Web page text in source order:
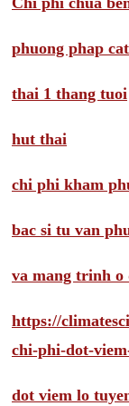
phuong phap
thai 1 thang tuoi
hut thai
chi phi kham
bac si tu van
va mang trinh o
https://
chi-phi-dot-
dot viem lo